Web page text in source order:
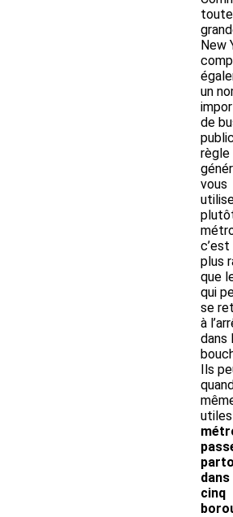
toute
New
un
de
règle
vous
c’est
plus
que
qui
se
à
dans
Ils
dans
cinq